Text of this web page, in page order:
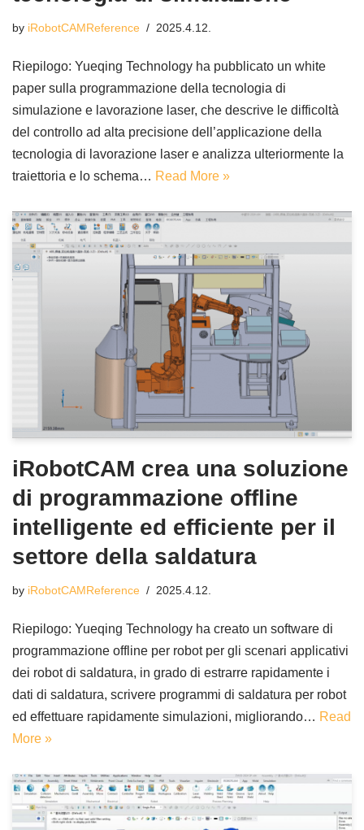
by iRobotCAMReference 2025.4.12.
Riepilogo: Yueqing Technology ha pubblicato un white
paper sulla programmazione della tecnologia di
simulazione e lavorazione laser, che descrive le difficoltà
del controllo ad alta precisione dell’applicazione della
tecnologia di lavorazione laser e analizza ulteriormente la
traiettoria e lo schema… Read More »
iRobotCAM crea una soluzione
di programmazione offline
intelligente ed efficiente per il
settore della saldatura
by iRobotCAMReference 2025.4.12.
Riepilogo: Yueqing Technology ha creato un software di
programmazione offline per robot per gli scenari applicativi
dei robot di saldatura, in grado di estrarre rapidamente i
dati di saldatura, scrivere programmi di saldatura per robot
ed effettuare rapidamente simulazioni, migliorando… Read
More »